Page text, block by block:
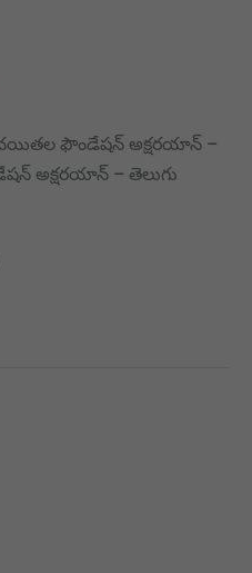
ఫౌండేషన్ అక్షరయాన్ –
అక్షరయాన్ – తెలుగు